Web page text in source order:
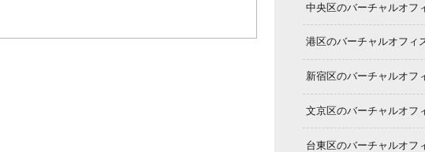
中央区のバーチャルオフ
港区のバーチャルオフィ
新宿区のバーチャルオフ
文京区のバーチャルオフ
台東区のバーチャルオフ